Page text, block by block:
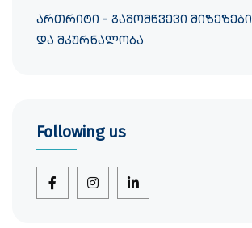
ართრიტი - გამომწვევი მიზეზები
და მკურნალობა
Following us